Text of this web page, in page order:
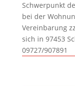
Schwerpunkt
bei der
Vereinbarung
sich in 97453
09727/907891